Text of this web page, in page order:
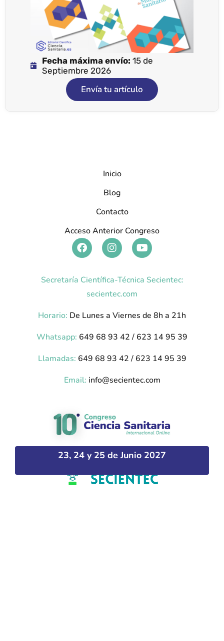
Fecha máxima envío: 15 de
Septiembre 2026
Envía tu artículo
Inicio
Blog
Contacto
Acceso Anterior Congreso
Secretaría Científica-Técnica Secientec:
secientec.com
Horario: De Lunes a Viernes de 8h a 21h
Whatsapp: 649 68 93 42 / 623 14 95 39
Llamadas: 649 68 93 42 / 623 14 95 39
Email: info@secientec.com
23, 24 y 25 de Junio 2027